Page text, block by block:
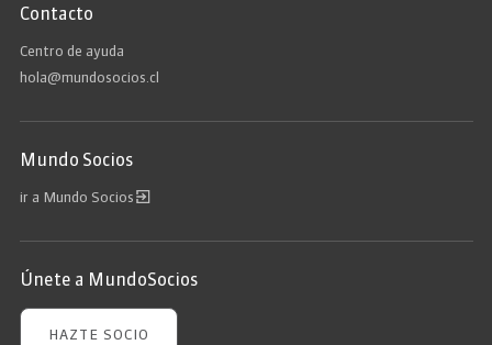
Contacto
Centro de ayuda
hola@mundosocios.cl
Mundo Socios
ir a Mundo Socios
Únete a MundoSocios
HAZTE SOCIO